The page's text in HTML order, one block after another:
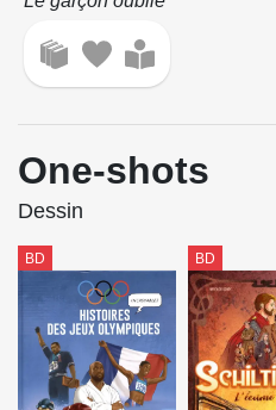
One-shots
Dessin
BD BD